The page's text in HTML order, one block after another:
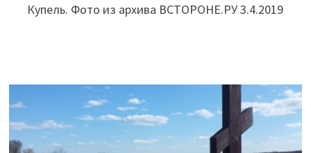
Купель. Фото из архива ВСТОРОНЕ.РУ 3.4.2019